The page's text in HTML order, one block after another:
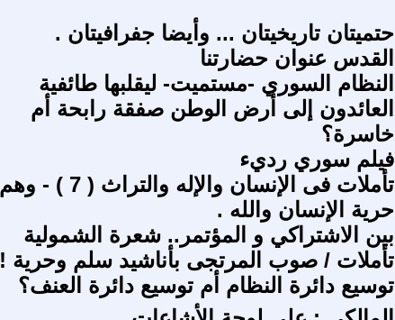
حتميتان تاريخيتان ... وأيضا جفرافيتان .
القدس عنوان حضارتنا
النظام السوري -مستميت- ليقلبها طائفية
العائدون إلى أرض الوطن صفقة رابحة أم
خاسرة؟
فيلم سوري رديء
تأملات فى الإنسان والإله والتراث ( 7 ) - وهم
حرية الإنسان والله .
بين الاشتراكي و المؤتمر.. شعرة الشمولية
تأملات / صوب المرتجى بأناشيد سلم وحرية !
توسيع دائرة النظام أم توسيع دائرة العنف؟